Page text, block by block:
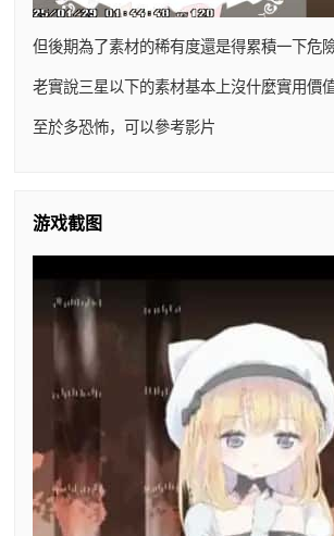
但後期為了素材的稀有度還是得累積一下危
老實說三星以下的素材基本上沒什麼實用價
至於多恐怖，可以參考影片
游戏截图